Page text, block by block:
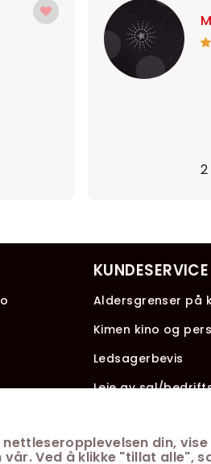
din,
Ved å klikke "tillat alle",
KUNDESERVICE
Aldersgrenser på
Kimen kino og
Ledsagerbevis
Leie av sal/